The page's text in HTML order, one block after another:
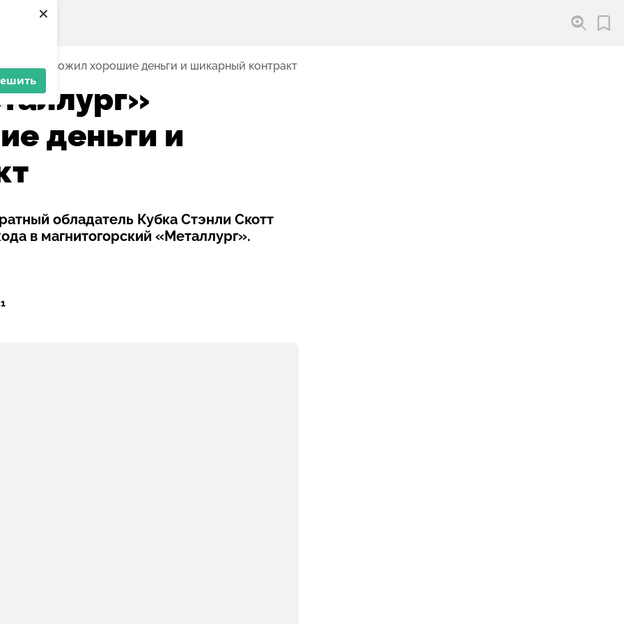
×
предложил хорошие деньги и шикарный контракт
деньги и
обладатель Кубка Стэнли Скотт
в магнитогорский «Металлург».